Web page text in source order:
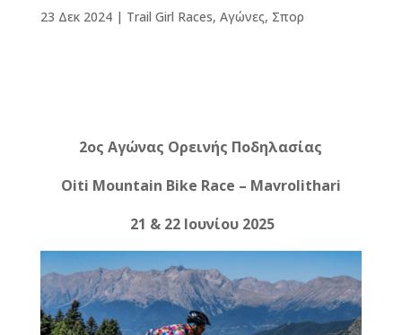
23 Δεκ 2024| Trail Girl Races, Αγώνες, Σπορ
a
c
e
o
o
k
e
ss
e
g
e
r
e
r
ai
l
w
it
te
r
n
te
r
e
st
2ος Αγώνας Ορεινής Ποδηλασίας
Oiti Mountain Bike Race – Mavrolithari
21 & 22 Ιουνίου 2025